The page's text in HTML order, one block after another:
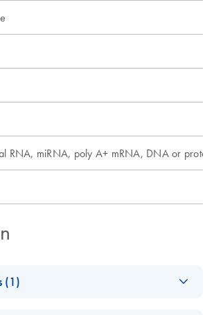
RNA, miRNA, poly A+ mRNA, DNA or
(1)